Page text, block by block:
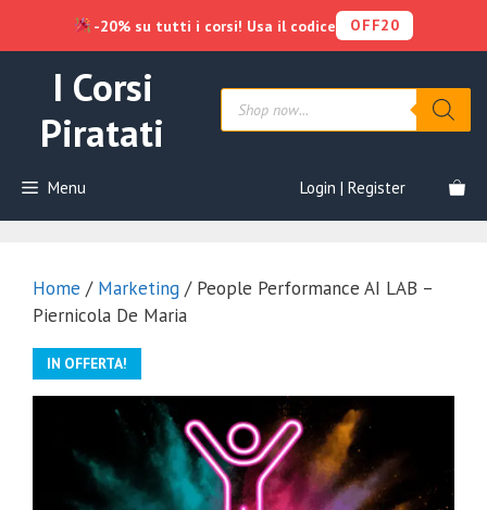
contenuto
I Corsi
Piratati
Products
search
Menu Login | Register
Home / Marketing / People Performance AI LAB –
Piernicola De Maria
IN OFFERTA!
-20% su tutti i corsi! Usa il codice OFF20